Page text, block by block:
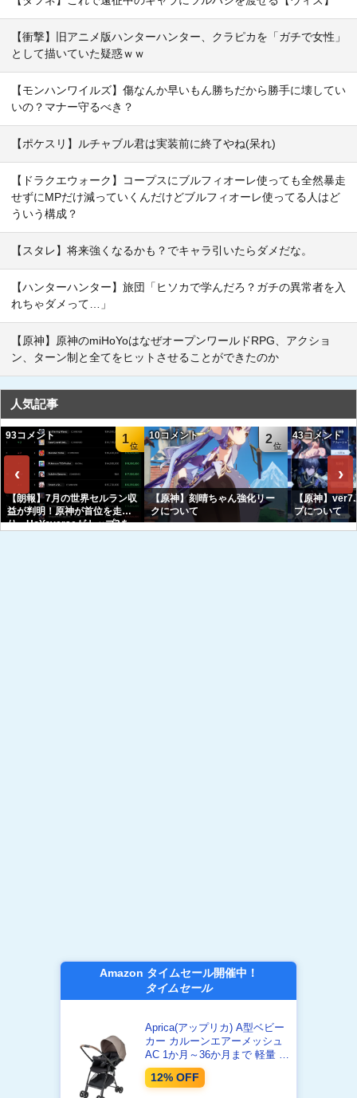
【衝撃】旧アニメ版ハンターハンター、クラピカを「ガチで女性」
として描いていた疑惑ｗｗ
【モンハンワイルズ】傷なんか早いもん勝ちだから勝手に壊してい
いの？マナー守るべき？
【ポケスリ】ルチャブル君は実装前に終了やね(呆れ)
【ドラクエウォーク】コープスにブルフィオーレ使っても全然暴走
せずにMPだけ減っていくんだけどブルフィオーレ使ってる人はど
ういう構成？
【スタレ】将来強くなるかも？でキャラ引いたらダメだな。
【ハンターハンター】旅団「ヒソカで学んだろ？ガチの異常者を入
れちゃダメって…」
【原神】原神のmiHoYoはなぜオープンワールドRPG、アクショ
ン、ターン制と全てをヒットさせることができたのか
人気記事
‹
1
93コメント
【朗報】7月の世界セルラン収
益が判明！原神が首位を走
り、HoYoverseがトップ3を
2
10コメント
【原神】刻晴ちゃん強化リー
クについて
43コメント
【原神】
プについて
›
Amazon タイムセール開催中！
タイムセール
Aprica(アップリカ) A型ベビー
カー カルーンエアーメッシュ
AC 1か月～36か月まで 軽量 両
対面 (ベージュ) 【2024年モデ
ル】 2206924
12% OFF